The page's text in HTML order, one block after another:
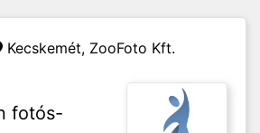
Kecskemét, ZooFoto Kft.
fotós-